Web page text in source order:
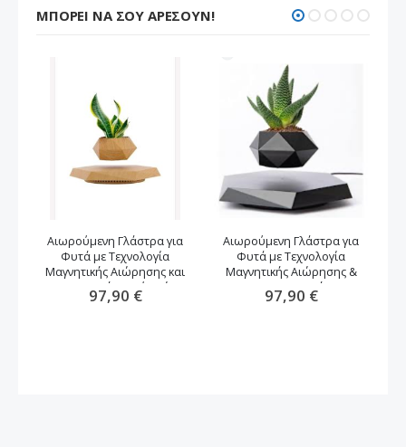
ΜΠΟΡΕΊ ΝΑ ΣΟΥ ΑΡΈΣΟΥΝ!
Αιωρούμενη Γλάστρα για
Φυτά με Τεχνολογία
Μαγνητικής Αιώρησης και
Περιστροφή -καφέ χρώμα
97,90 €
Αιωρούμενη Γλάστρα για
Φυτά με Τεχνολογία
Μαγνητικής Αιώρησης &
Περιστροφή
97,90 €